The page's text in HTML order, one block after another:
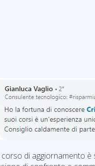
di aggiornamento è